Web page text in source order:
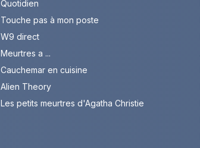
Quotidien
Touche pas à mon poste
W9 direct
Meurtres a ...
Cauchemar en cuisine
Alien Theory
Les petits meurtres d'Agatha Christie